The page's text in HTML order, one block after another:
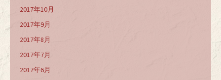
2017年10月
2017年9月
2017年8月
2017年7月
2017年6月